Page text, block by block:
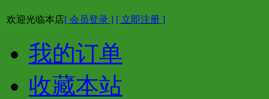
欢迎光临本店[ 会员登录 ] [ 立即注册 ]
我的订单
收藏本站